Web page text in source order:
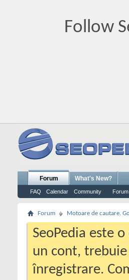
Follow
Forum
FAQ Calendar Community
What's New?
Forum Motoare de cautare.
SeoPedia este
un cont,
înregistrare.